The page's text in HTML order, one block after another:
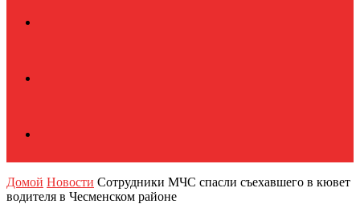
Домой Новости Сотрудники МЧС спасли съехавшего в кювет
водителя в Чесменском районе